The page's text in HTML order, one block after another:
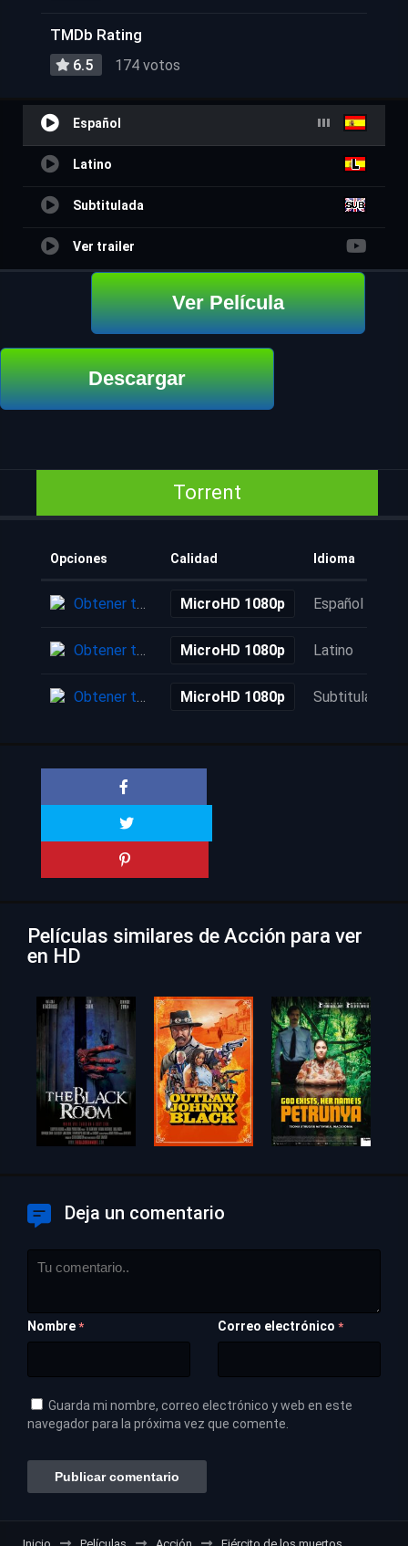
TMDb Rating
6.5 174 votos
Español
Latino
Subtitulada
Ver trailer
Ver Película
Descargar
Torrent
Opciones Calidad Idioma
Obtener torrent MicroHD 1080p Español
Obtener torrent MicroHD 1080p Latino
Obtener torrent MicroHD 1080p Subtitulada
Películas similares de Acción para ver
en HD
Deja un comentario
Nombre * Correo electrónico *
Guarda mi nombre, correo electrónico y web en este
navegador para la próxima vez que comente.